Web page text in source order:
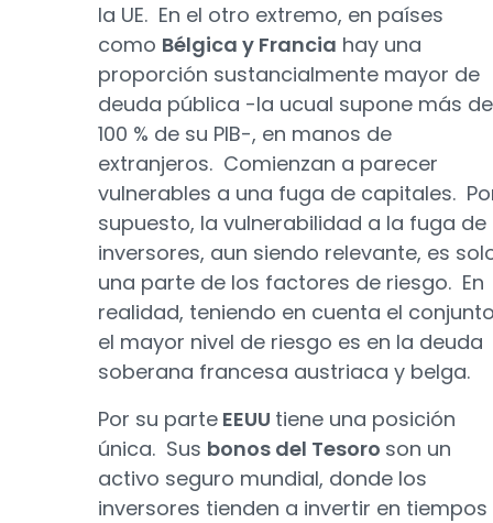
la UE. En el otro extremo, en países
como Bélgica y Francia hay una
proporción sustancialmente mayor de
deuda pública -la ucual supone más de
100 % de su PIB-, en manos de
extranjeros. Comienzan a parecer
vulnerables a una fuga de capitales.
supuesto, la vulnerabilidad a la fuga de
inversores, aun siendo relevante, es
una parte de los factores de riesgo. En
realidad, teniendo en cuenta el
el mayor nivel de riesgo es en la deuda
soberana francesa austriaca y belga.
Por su parte EEUU tiene una posición
única. Sus bonos del Tesoro son un
activo seguro mundial, donde los
inversores tienden a invertir en tiempos